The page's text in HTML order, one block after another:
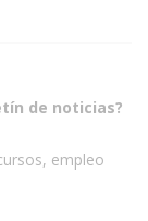
de noticias?
empleo